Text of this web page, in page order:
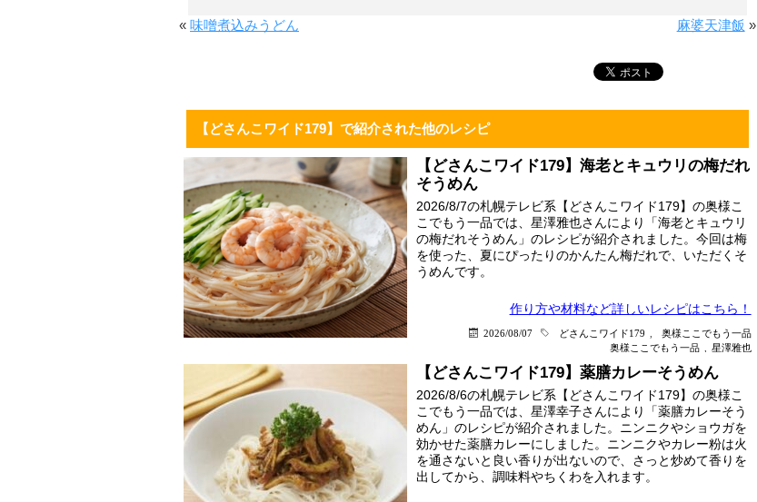
« 味噌煮込みうどん 麻婆天津飯 »
【どさんこワイド179】で紹介された他のレシピ
【どさんこワイド179】海老とキュウリの梅だれ
そうめん
2026/8/7の札幌テレビ系【どさんこワイド179】の奥様こ
こでもう一品では、星澤雅也さんにより「海老とキュウリ
の梅だれそうめん」のレシピが紹介されました。今回は梅
を使った、夏にぴったりのかんたん梅だれで、いただくそ
うめんです。
作り方や材料など詳しいレシピはこちら！
2026/08/07 どさんこワイド179
奥様ここでもう一品
奥様ここでもう一品
星澤雅也
【どさんこワイド179】薬膳カレーそうめん
2026/8/6の札幌テレビ系【どさんこワイド179】の奥様こ
こでもう一品では、星澤幸子さんにより「薬膳カレーそう
めん」のレシピが紹介されました。ニンニクやショウガを
効かせた薬膳カレーにしました。ニンニクやカレー粉は火
を通さないと良い香りが出ないので、さっと炒めて香りを
出してから、調味料やちくわを入れます。